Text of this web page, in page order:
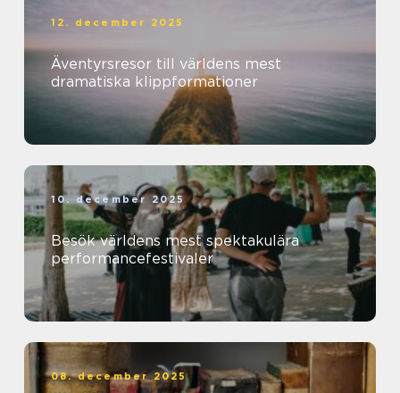
12. december 2025
Äventyrsresor till världens mest
dramatiska klippformationer
10. december 2025
Besök världens mest spektakulära
performancefestivaler
08. december 2025